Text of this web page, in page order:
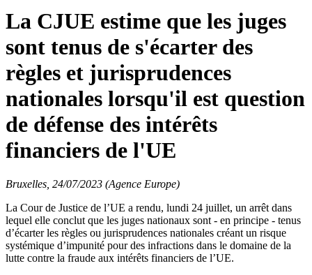
La CJUE estime que les juges
sont tenus de s'écarter des
règles et jurisprudences
nationales lorsqu'il est question
de défense des intérêts
financiers de l'UE
Bruxelles, 24/07/2023 (Agence Europe)
La Cour de Justice de l’UE a rendu, lundi 24 juillet, un arrêt dans
lequel elle conclut que les juges nationaux sont - en principe - tenus
d’écarter les règles ou jurisprudences nationales créant un risque
systémique d’impunité pour des infractions dans le domaine de la
lutte contre la fraude aux intérêts financiers de l’UE.